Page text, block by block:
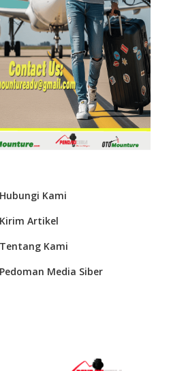
Hubungi Kami
Kirim Artikel
Tentang Kami
Pedoman Media Siber